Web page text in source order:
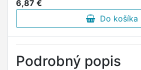
6,87 €
Do košíka
Podrobný popis